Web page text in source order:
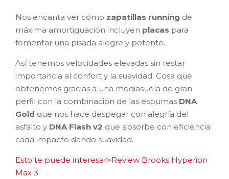
Nos encanta ver cómo zapatillas running de
máxima amortiguación incluyen placas para
fomentar una pisada alegre y potente.
Así tenemos velocidades elevadas sin restar
importancia al confort y la suavidad. Cosa que
obtenemos gracias a una mediasuela de gran
perfil con la combinación de las espumas DNA
Gold que nos hace despegar con alegría del
asfalto y DNA Flash v2 que absorbe con eficiencia
cada impacto dando suavidad.
Esto te puede interesar>Review Brooks Hyperion
Max 3